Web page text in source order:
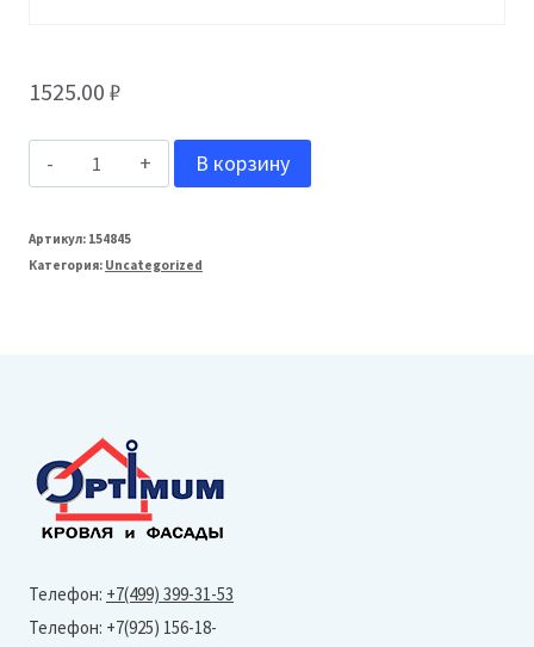
1525.00 ₽
Количество
МеталлПрофиль
Планка
(Viking-
Ral
3005-
мм)
В корзину
Артикул: 154845
Категория: Uncategorized
Телефон: +7(499) 399-31-53
Телефон: +7(925) 156-18-